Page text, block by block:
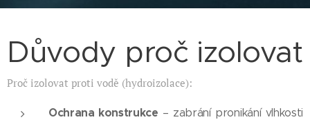
Důvody proč izolovat
Proč izolovat proti vodě (hydroizolace):
Ochrana konstrukce – zabrání pronikání vlhkosti